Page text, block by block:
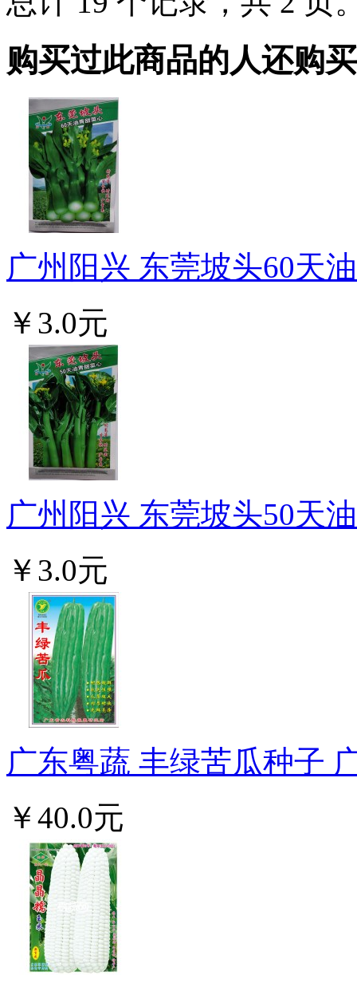
购买过此商品的人还购
广州阳兴 东莞坡头60天
￥3.0元
广州阳兴 东莞坡头50天
￥3.0元
广东粤蔬 丰绿苦瓜种子
￥40.0元